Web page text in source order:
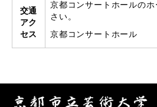
交通
アク
セス
京都コンサートホールの
さい。
京都コンサートホール